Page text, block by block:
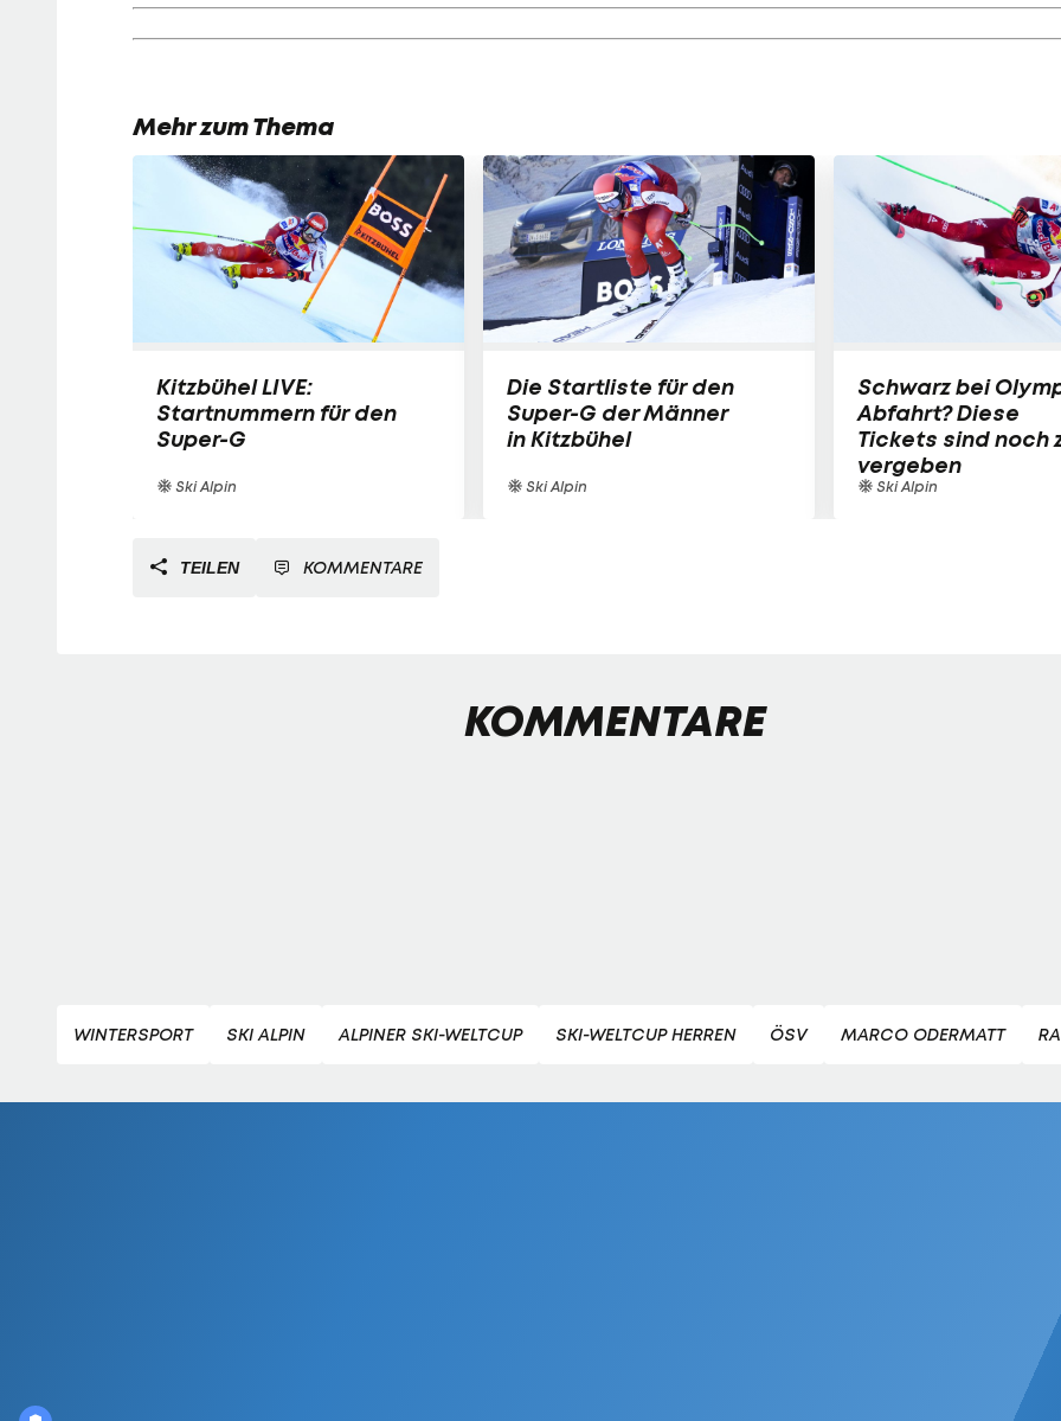
Mehr zum Thema
Kitzbühel LIVE:
Startnummern für den
Super-G
Ski Alpin
Die Startliste für den
Super-G der Männer
in Kitzbühel
Ski Alpin
Schwarz bei
Abfahrt? Diese
Tickets sind noch
vergeben
Ski Alpin
TEILEN KOMMENTARE
KOMMENTARE
WINTERSPORT SKI ALPIN ALPINER SKI-WELTCUP SKI-WELTCUP HERREN ÖSV MARCO ODERMATT